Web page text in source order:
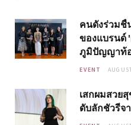
คนดังร่วมชื่
ของแบรนด์
ภูมิปัญญาท้
EVENT
เสกผมสวย
ดับลักชัวรีจ